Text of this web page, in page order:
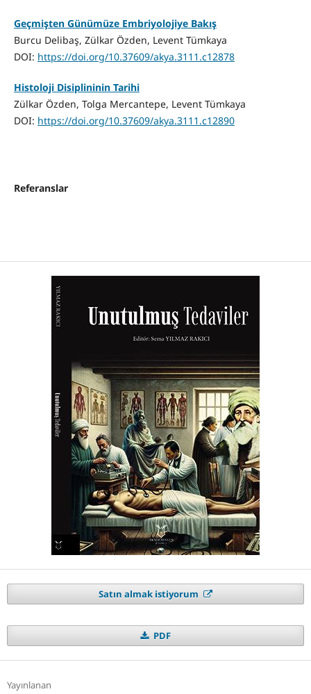
Geçmişten Günümüze Embriyolojiye Bakış
Burcu Delibaş, Zülkar Özden, Levent Tümkaya
DOI: https://doi.org/10.37609/akya.3111.c12878
Histoloji Disiplininin Tarihi
Zülkar Özden, Tolga Mercantepe, Levent Tümkaya
DOI: https://doi.org/10.37609/akya.3111.c12890
Referanslar
Satın almak istiyorum
PDF
Yayınlanan